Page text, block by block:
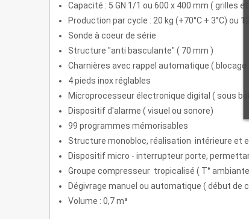
Capacité : 5 GN 1/1 ou 600 x 400 mm ( grilles
Production par cycle : 20 kg (+70°C + 3°C) ou
Sonde à coeur de série
Structure "anti basculante" ( 70 mm )
Charnières avec rappel automatique ( blocage
4 pieds inox réglables
Microprocesseur électronique digital ( sous
Dispositif d'alarme ( visuel ou sonore)
99 programmes mémorisables
Structure monobloc, réalisation intérieure et
Dispositif micro - interrupteur porte,
Groupe compresseur tropicalisé ( T°
Dégivrage manuel ou automatique ( début de
Volume : 0,7 m³